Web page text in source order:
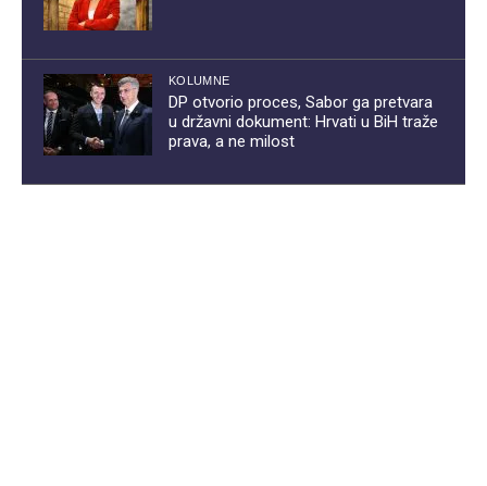
KOLUMNE
DP otvorio proces, Sabor ga pretvara
u državni dokument: Hrvati u BiH traže
prava, a ne milost